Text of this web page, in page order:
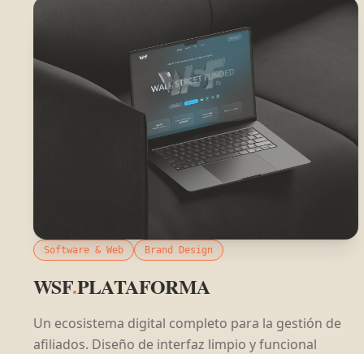
Software & Web Brand Design
WSF.PLATAFORMA
Un ecosistema digital completo para la gestión de
afiliados. Diseño de interfaz limpio y funcional